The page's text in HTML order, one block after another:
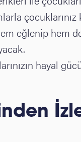
eğlenip hem
hayal